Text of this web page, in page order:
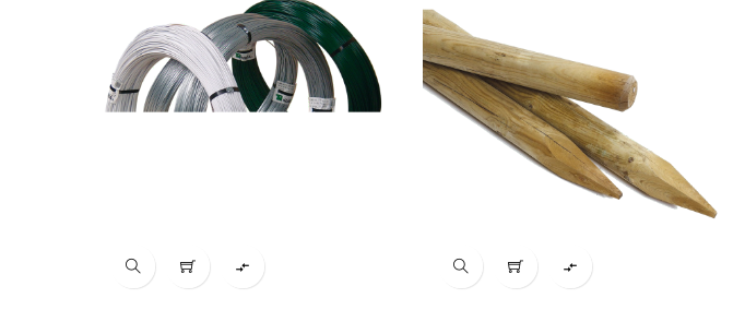
 